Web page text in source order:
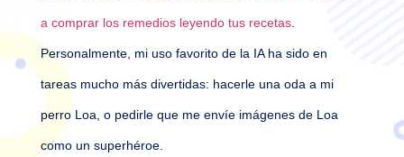
a comprar los remedios leyendo tus recetas.
Personalmente, mi uso favorito de la IA ha sido en
tareas mucho más divertidas: hacerle una oda a mi
perro Loa, o pedirle que me envíe imágenes de Loa
como un superhéroe.